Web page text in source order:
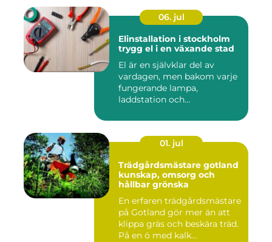
06. jul
Elinstallation i stockholm
trygg el i en växande stad
El är en självklar del av
vardagen, men bakom varje
fungerande lampa,
laddstation och
01. jul
Trädgårdsmästare gotland
kunskap, omsorg och
hållbar grönska
En erfaren trädgårdsmästare
på Gotland gör mer än att
klippa gräs och beskära träd.
På en ö med kalk...